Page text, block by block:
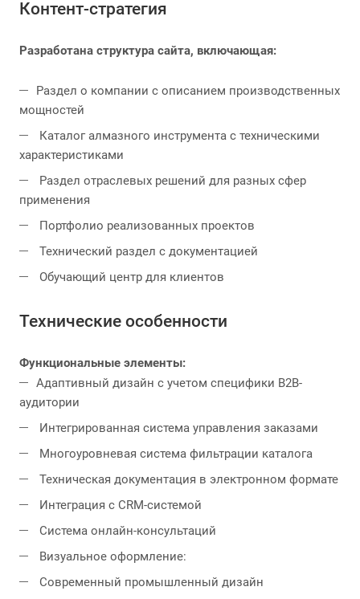
Контент-стратегия
Разработана структура сайта, включающая:
Раздел о компании с описанием производственных
мощностей
Каталог алмазного инструмента с техническими
характеристиками
Раздел отраслевых решений для разных сфер
применения
Портфолио реализованных проектов
Технический раздел с документацией
Обучающий центр для клиентов
Технические особенности
Функциональные элементы:
Адаптивный дизайн с учетом специфики B2B-
аудитории
Интегрированная система управления заказами
Многоуровневая система фильтрации каталога
Техническая документация в электронном формате
Интеграция с CRM-системой
Система онлайн-консультаций
Визуальное оформление:
Современный промышленный дизайн